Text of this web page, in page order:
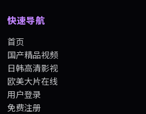
快速导航
首页
国产精品视频
日韩高清影视
欧美大片在线
用户登录
免费注册